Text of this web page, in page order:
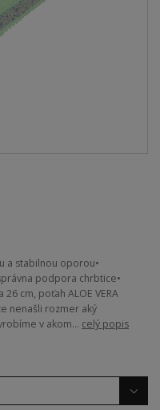
a stabilnou oporou•
podpora chrbtice•
cm, poťah ALOE VERA
nenašli rozmer aký
v akom... celý popis